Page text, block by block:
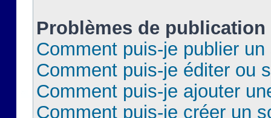
Problèmes de publication
Comment puis-je publier
Comment puis-je éditer ou
Comment puis-je ajouter
Comment puis-je créer un